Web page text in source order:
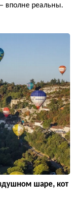
вполне реальны.
шаре, кот